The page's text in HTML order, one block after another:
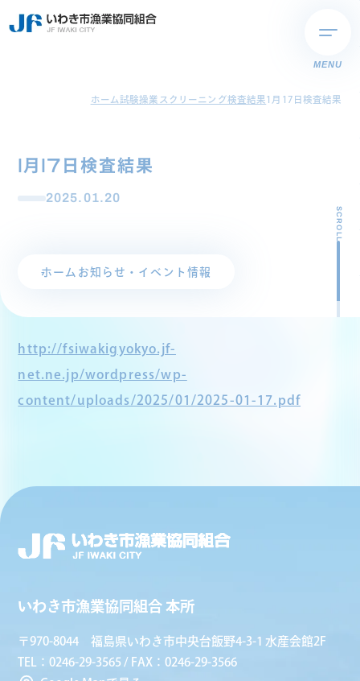
MENU
ホーム試験操業スクリーニング検査結果1月17日検査結果
1月17日検査結果
2025.01.20
ホーム お知らせ・イベント情報
SCROLL
http://fsiwakigyokyo.jf-
net.ne.jp/wordpress/wp-
content/uploads/2025/01/2025-01-17.pdf
いわき市漁業協同組合 本所
〒970-8044 福島県いわき市中央台飯野4-3-1 水産会館2F
TEL：0246-29-3565 / FAX：0246-29-3566